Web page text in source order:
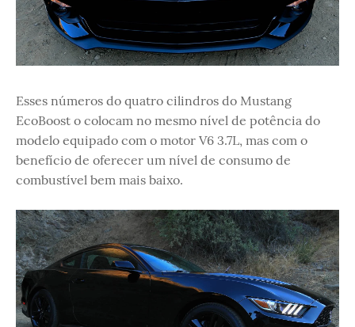
Esses números do quatro cilindros do Mustang
EcoBoost o colocam no mesmo nível de potência do
modelo equipado com o motor V6 3.7L, mas com o
benefício de oferecer um nível de consumo de
combustível bem mais baixo.